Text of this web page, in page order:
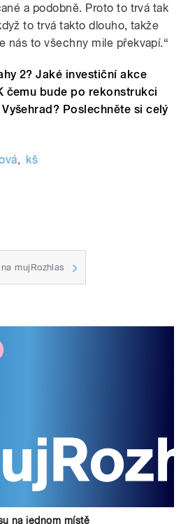
a podobně. Proto to trvá tak
to trvá takto dlouho, takže
nás to všechny mile překvapí.“
2? Jaké investiční akce
čemu bude po rekonstrukci
Poslechněte si celý
, kš
mujRozhlas
na jednom místě